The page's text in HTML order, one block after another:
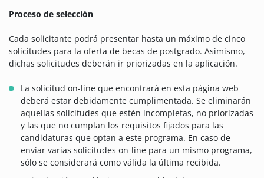
Proceso de selección
Cada solicitante podrá presentar hasta un máximo de cinco
solicitudes para la oferta de becas de postgrado. Asimismo,
dichas solicitudes deberán ir priorizadas en la aplicación.
La solicitud on-line que encontrará en esta página web
deberá estar debidamente cumplimentada. Se eliminarán
aquellas solicitudes que estén incompletas, no priorizadas
y las que no cumplan los requisitos fijados para las
candidaturas que optan a este programa. En caso de
enviar varias solicitudes on-line para un mismo programa,
sólo se considerará como válida la última recibida.